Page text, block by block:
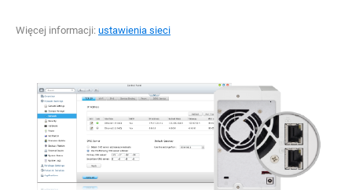
Więcej informacji: ustawienia sieci